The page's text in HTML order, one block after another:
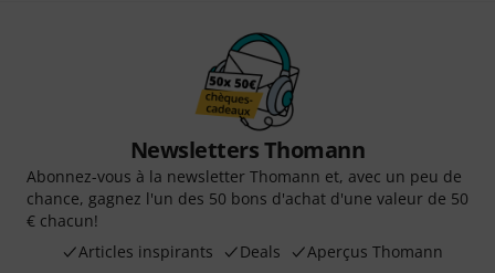
Newsletters Thomann
Abonnez-vous à la newsletter Thomann et, avec un peu de
chance, gagnez l'un des 50 bons d'achat d'une valeur de 50
€ chacun!
Articles inspirants
Deals Aperçus Thomann